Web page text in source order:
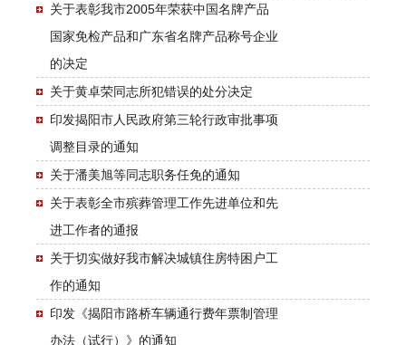
关于表彰我市2005年荣获中国名牌产品
国家免检产品和广东省名牌产品称号企业
的决定
关于黄卓荣同志所犯错误的处分决定
印发揭阳市人民政府第三轮行政审批事项
调整目录的通知
关于潘美旭等同志职务任免的通知
关于表彰全市殡葬管理工作先进单位和先
进工作者的通报
关于切实做好我市解决城镇住房特困户工
作的通知
印发《揭阳市路桥车辆通行费年票制管理
办法（试行）》的通知